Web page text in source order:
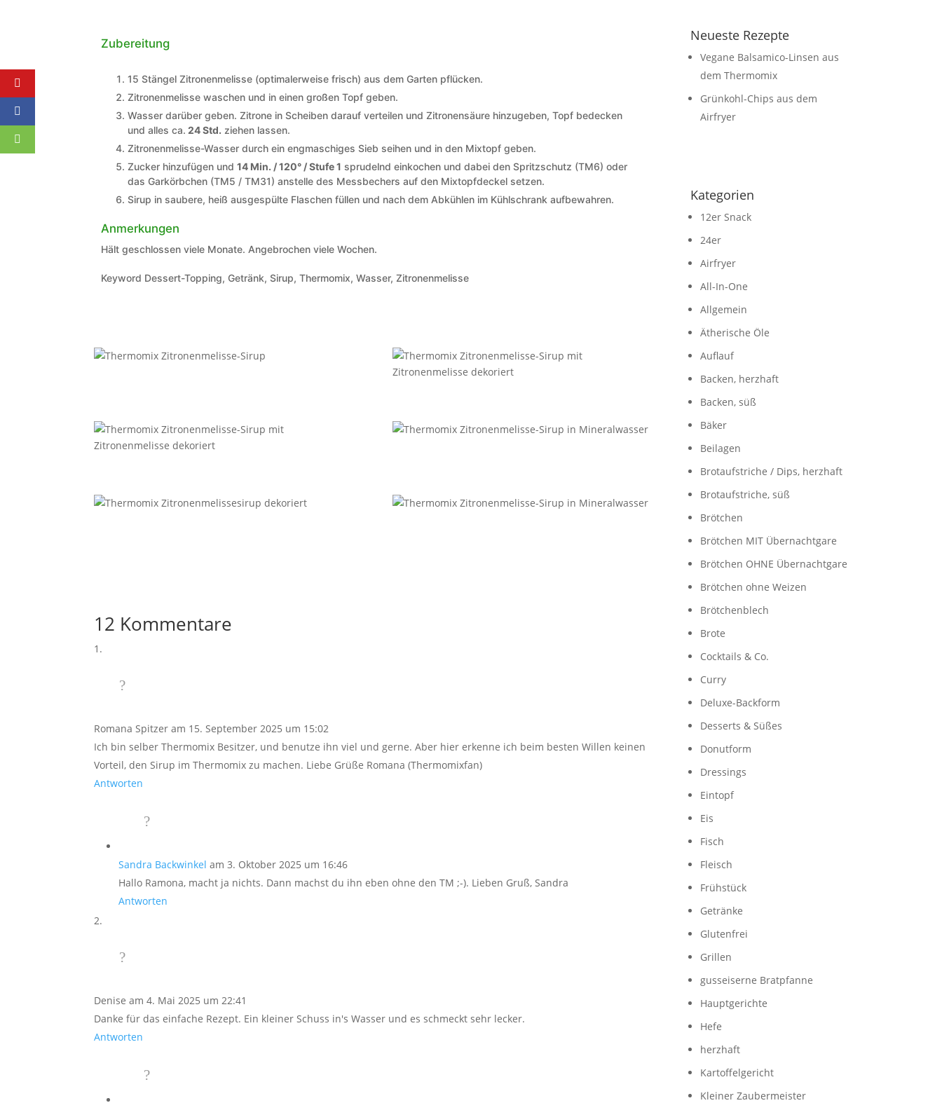
Zubereitung
15 Stängel Zitronenmelisse (optimalerweise frisch) aus dem Garten pflücken.
Zitronenmelisse waschen und in einen großen Topf geben.
Wasser darüber geben. Zitrone in Scheiben darauf verteilen und Zitronensäure hinzugeben, Topf bedecken
und alles ca. 24 Std. ziehen lassen.
Zitronenmelisse-Wasser durch ein engmaschiges Sieb seihen und in den Mixtopf geben.
Zucker hinzufügen und14 Min. / 120° / Stufe 1 sprudelnd einkochen und dabei den Spritzschutz (TM6) oder
das Garkörbchen (TM5 / TM31) anstelle des Messbechers auf den Mixtopfdeckel setzen.
Sirup in saubere, heiß ausgespülte Flaschen füllen und nach dem Abkühlen im Kühlschrank aufbewahren.
Anmerkungen
Hält geschlossen viele Monate. Angebrochen viele Wochen.
Keyword Dessert-Topping, Getränk, Sirup, Thermomix, Wasser, Zitronenmelisse
12 Kommentare
Romana Spitzer am 15. September 2025 um 15:02
Ich bin selber Thermomix Besitzer, und benutze ihn viel und gerne. Aber hier erkenne ich beim besten Willen keinen
Vorteil, den Sirup im Thermomix zu machen. Liebe Grüße Romana (Thermomixfan)
Antworten
Sandra Backwinkel am 3. Oktober 2025 um 16:46
Hallo Ramona, macht ja nichts. Dann machst du ihn eben ohne den TM ;-). Lieben Gruß, Sandra
Antworten
Denise am 4. Mai 2025 um 22:41
Danke für das einfache Rezept. Ein kleiner Schuss in's Wasser und es schmeckt sehr lecker.
Antworten
Neueste Rezepte
Vegane Balsamico-Linsen aus
dem Thermomix
Grünkohl-Chips aus dem
Airfryer
Kategorien
12er Snack
24er
Airfryer
All-In-One
Allgemein
Ätherische Öle
Auflauf
Backen, herzhaft
Backen, süß
Bäker
Beilagen
Brotaufstriche / Dips, herzhaft
Brotaufstriche, süß
Brötchen
Brötchen MIT Übernachtgare
Brötchen OHNE Übernachtgare
Brötchen ohne Weizen
Brötchenblech
Brote
Cocktails & Co.
Curry
Deluxe-Backform
Desserts & Süßes
Donutform
Dressings
Eintopf
Eis
Fisch
Fleisch
Frühstück
Getränke
Glutenfrei
Grillen
gusseiserne Bratpfanne
Hauptgerichte
Hefe
herzhaft
Kartoffelgericht
Kleiner Zaubermeister